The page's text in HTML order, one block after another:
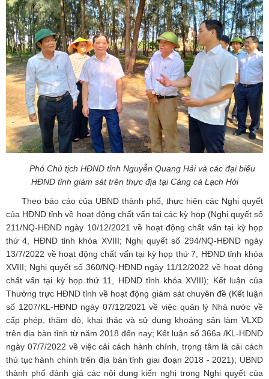
Phó Chủ tịch HĐND tỉnh Nguyễn Quang Hải và các đại biểu
HĐND tỉnh giám sát trên thực địa tại Cảng cá Lạch Hới
Theo báo cáo của UBND thành phố, thực hiện các Nghị quyết
của HĐND tỉnh về hoạt động chất vấn tại các kỳ họp (Nghị quyết số
211/NQ-HĐND ngày 10/12/2021 về hoạt động chất vấn tại kỳ họp
thứ 4, HĐND tỉnh khóa XVIII; Nghị quyết số 294/NQ-HĐND ngày
13/7/2022 về hoạt động chất vấn tại kỳ họp thứ 7, HĐND tỉnh khóa
XVIII; Nghị quyết số 360/NQ-HĐND ngày 11/12/2022 về hoạt động
chất vấn tại kỳ họp thứ 11, HĐND tỉnh khóa XVIII); Kết luận của
Thường trực HĐND tỉnh về hoạt động giám sát chuyên đề (Kết luận
số 1207/KL-HĐND ngày 07/12/2021 về việc quản lý Nhà nước về
cấp phép, thăm dò, khai thác và sử dụng khoáng sản làm VLXD
trên địa bàn tỉnh từ năm 2018 đến nay; Kết luận số 366a /KL-HĐND
ngày 07/7/2022 về việc cải cách hành chính, trọng tâm là cải cách
thủ tục hành chính trên địa bàn tỉnh giai đoạn 2018 - 2021); UBND
thành phố đánh giá các nội dung kiến nghị trong Nghị quyết của